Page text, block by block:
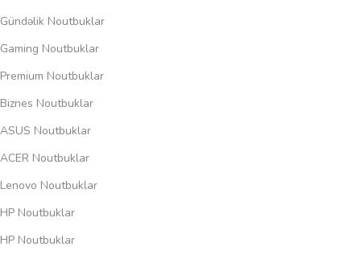
Gündəlik Noutbuklar
Gaming Noutbuklar
Premium Noutbuklar
Biznes Noutbuklar
ASUS Noutbuklar
ACER Noutbuklar
Lenovo Noutbuklar
HP Noutbuklar
HP Noutbuklar